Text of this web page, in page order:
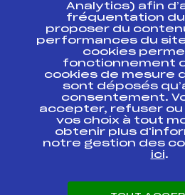
Ressources
Pass’Neige
Projet sportif fédéral
Projet de performance
Antidopage
Pôle Développement,
Scientifique
Listes ministérielles
Pôle vie de l’athlète
Enseignement
Analytics) afin
fréquentation du
proposer du
performances du
cookies
fonctionnement
cookies de mesure
sont déposés
consentement.
accepter, refuser ou
vos choix à tout
obtenir plus
notre gestion des
ici.